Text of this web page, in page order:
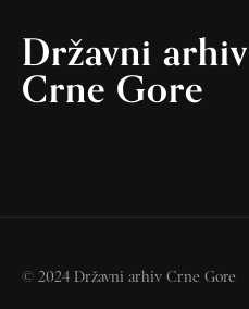
Državni arhiv
Crne Gore
© 2024 Državni arhiv Crne Gore